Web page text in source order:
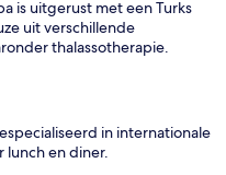
is uitgerust met een Turks
uit verschillende
thalassotherapie.
in internationale
lunch en diner.